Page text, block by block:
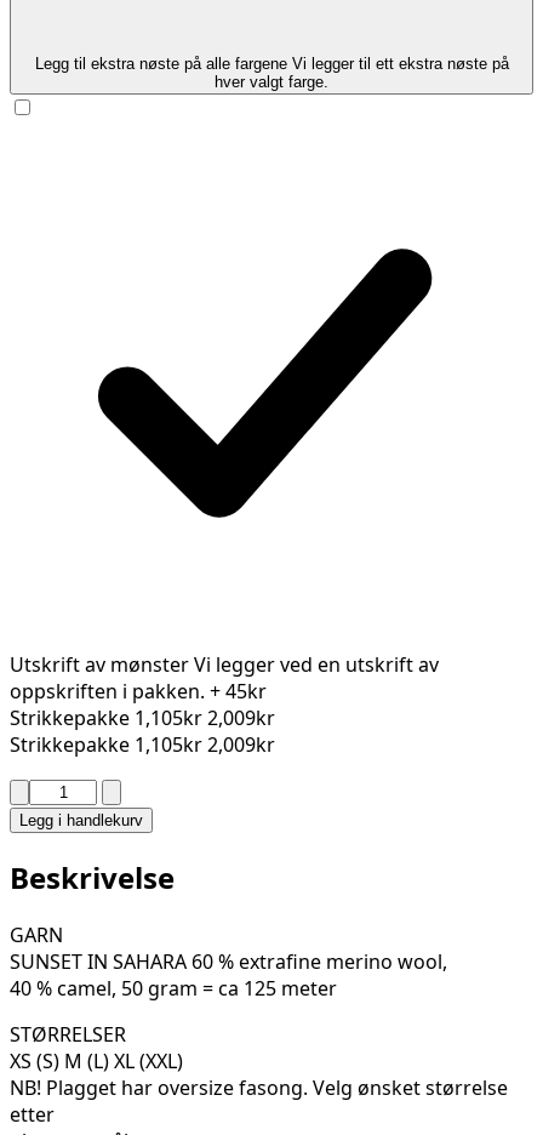
Legg til ekstra nøste på alle fargene Vi legger til ett ekstra nøste på
hver valgt farge.
Utskrift av mønsterVi legger ved en utskrift av
oppskriften i pakken. + 45kr
Strikkepakke 1,105kr2,009kr
Strikkepakke 1,105kr2,009kr
ALEXA
RAGLANGENSER
07-
02
antall
Legg i handlekurv
Beskrivelse
GARN
SUNSET IN SAHARA 60 % extrafine merino wool,
40 % camel, 50 gram = ca 125 meter
STØRRELSER
XS (S) M (L) XL (XXL)
NB! Plagget har oversize fasong. Velg ønsket størrelse
etter